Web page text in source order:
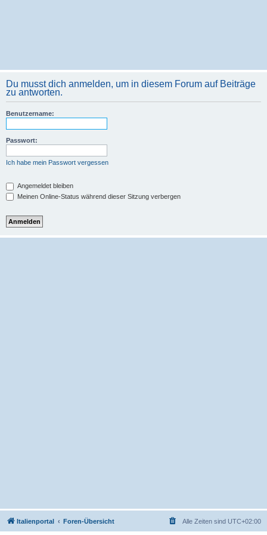
Du musst dich anmelden, um in diesem Forum auf Beiträge
zu antworten.
Benutzername:
Passwort:
Ich habe mein Passwort vergessen
Angemeldet bleiben
Meinen Online-Status während dieser Sitzung verbergen
Italienportal Foren-Übersicht Alle Zeiten sind UTC+02:00